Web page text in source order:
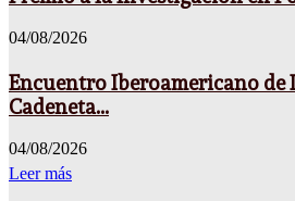
04/08/2026
Encuentro Iberoamericano
Cadeneta...
04/08/2026
Leer más